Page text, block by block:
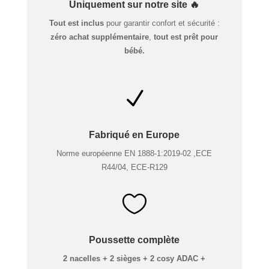
Uniquement sur notre site 🔥
Tout est incluspour garantir confort et sécurité :
zéro achat supplémentaire, tout est prêt pour
bébé.
N
Fabriqué en Europe
Norme européenne EN 1888-1:2019-02 ,ECE
R44/04, ECE-R129

Poussette complète
2 nacelles + 2 sièges + 2 cosy ADAC +